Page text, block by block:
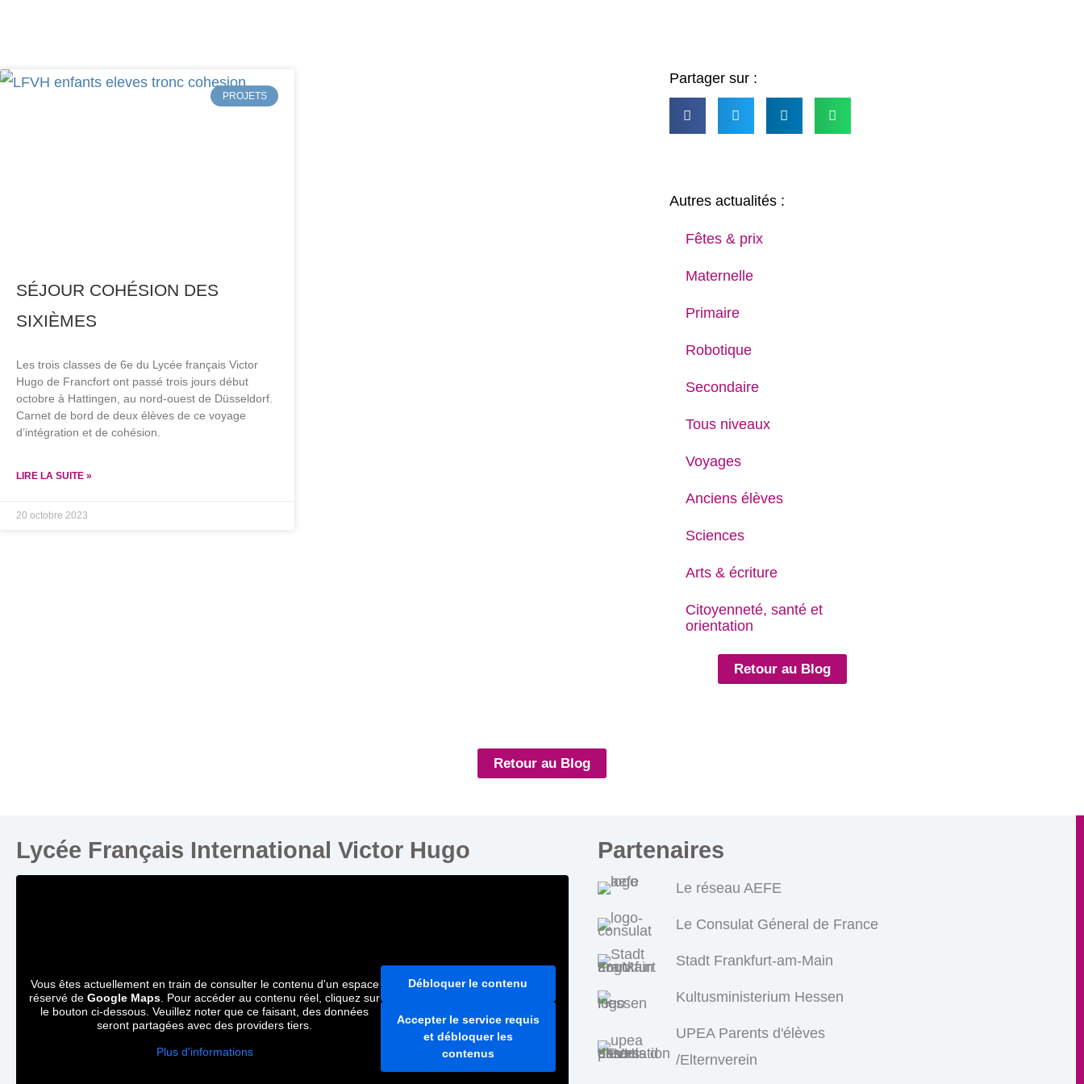
PROJETS
SÉJOUR COHÉSION DES
SIXIÈMES
Les trois classes de 6e du Lycée français Victor
Hugo de Francfort ont passé trois jours début
octobre à Hattingen, au nord-ouest de Düsseldorf.
Carnet de bord de deux élèves de ce voyage
d’intégration et de cohésion.
LIRE LA SUITE »
20 octobre 2023
Partager sur :
Autres actualités :
Fêtes & prix
Maternelle
Primaire
Robotique
Secondaire
Tous niveaux
Voyages
Anciens élèves
Sciences
Arts & écriture
Citoyenneté, santé et
orientation
Retour au Blog
Retour au Blog
Lycée Français International Victor Hugo
Vous êtes actuellement en train de consulter le contenu d'un espace
réservé deGoogle Maps. Pour accéder au contenu réel, cliquez sur
le bouton ci-dessous. Veuillez noter que ce faisant, des données
seront partagées avec des providers tiers.
Plus d'informations
Débloquer le contenu
Accepter le service requis
et débloquer les
contenus
Partenaires
Le réseau AEFE
Le Consulat Géneral de France
Stadt Frankfurt-am-Main
Kultusministerium Hessen
UPEA Parents d'élèves
/Elternverein